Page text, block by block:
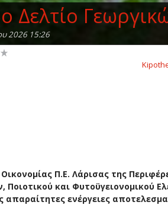
Δελτίο
2026 15:26
Π.Ε. Λάρισας της
Ποιοτικού και Φυτοϋγειονομικού
απαραίτητες ενέργειες